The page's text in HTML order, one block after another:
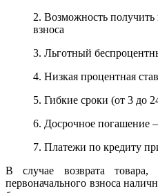
2. Возможность получить
взноса
3. Льготный
4. Низкая процентная
5. Гибкие сроки (от 3 до
6. Досрочное погашение
7. Платежи по кредиту
В случае возврата
первоначального взноса